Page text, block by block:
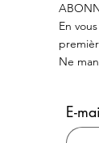
En
Ne
E-